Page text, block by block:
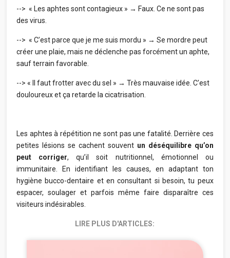
--> « Les aphtes sont contagieux » → Faux. Ce ne sont pas
des virus.
--> « C’est parce que je me suis mordu » → Se mordre peut
créer une plaie, mais ne déclenche pas forcément un aphte,
sauf terrain favorable.
--> « Il faut frotter avec du sel » → Très mauvaise idée. C’est
douloureux et ça retarde la cicatrisation.
Les aphtes à répétition ne sont pas une fatalité. Derrière ces
petites lésions se cachent souvent un déséquilibre qu’on
peut corriger, qu’il soit nutritionnel, émotionnel ou
immunitaire. En identifiant les causes, en adaptant ton
hygiène bucco-dentaire et en consultant si besoin, tu peux
espacer, soulager et parfois même faire disparaître ces
visiteurs indésirables.
LIRE PLUS D'ARTICLES: